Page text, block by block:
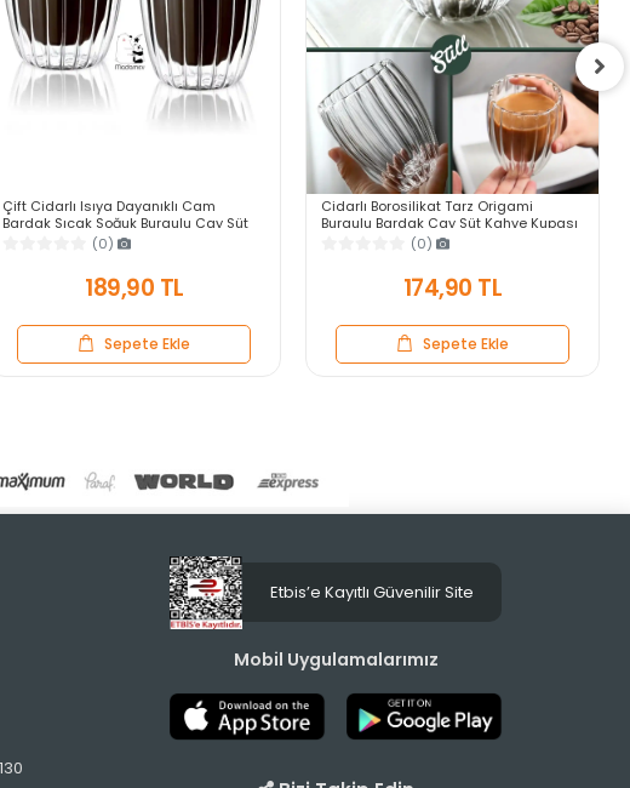
Çift Cidarlı Isıya Dayanıklı Cam
Bardak Sıcak Soğuk Burgulu Çay Süt
Kahve Kupası Bardağı 350ml
(0)
189,90 TL
Sepete Ekle
Cidarlı Borosilikat Tarz Origami
Burgulu Bardak Çay Süt Kahve Kupası
Sıcak Soğuk İçecek Bardağı
(0)
174,90 TL
Sepete Ekle
Etbis’e Kayıtlı Güvenilir Site
Mobil Uygulamalarımız